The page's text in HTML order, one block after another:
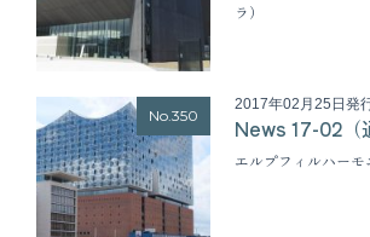
ラ）
No.350
2017年02月25日発
News 17-02（
エルプフィルハーモ